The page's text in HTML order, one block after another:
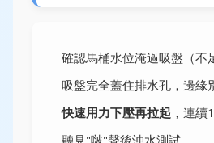
確認馬桶水位淹過吸盤（不
吸盤完全蓋住排水孔，邊緣
快速用力下壓再拉起 ，連續
聽見"啵"聲後沖水測試